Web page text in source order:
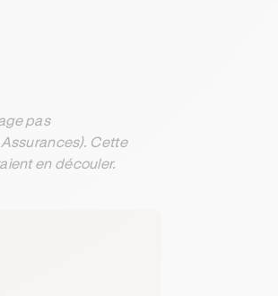
pas
Cette
en découler.